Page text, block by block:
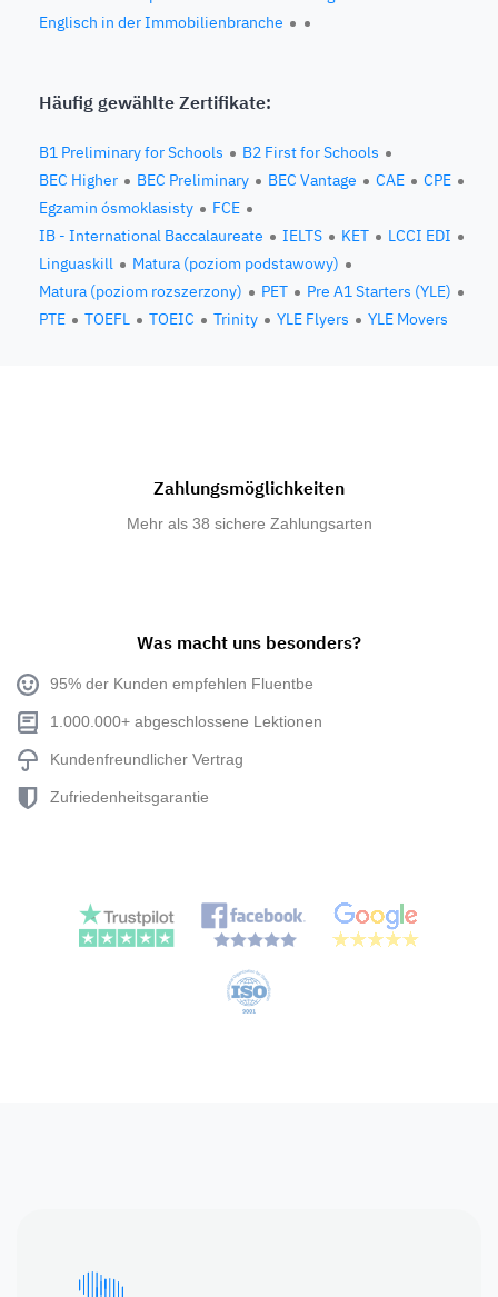
Englisch in der Immobilienbranche
Häufig gewählte Zertifikate:
B1 Preliminary for Schools
B2 First for Schools
BEC Higher
BEC Preliminary BEC Vantage CAE
CPE
Egzamin ósmoklasisty
FCE
IB - International Baccalaureate
IELTS KET
LCCI EDI
Linguaskill
Matura (poziom podstawowy)
Matura (poziom rozszerzony)
PET
Pre A1 Starters (YLE)
PTE
TOEFL TOEIC Trinity YLE Flyers YLE Movers
Zahlungsmöglichkeiten
Mehr als 38 sichere Zahlungsarten
Was macht uns besonders?
95% der Kunden empfehlen Fluentbe
1.000.000+ abgeschlossene Lektionen
Kundenfreundlicher Vertrag
Zufriedenheitsgarantie